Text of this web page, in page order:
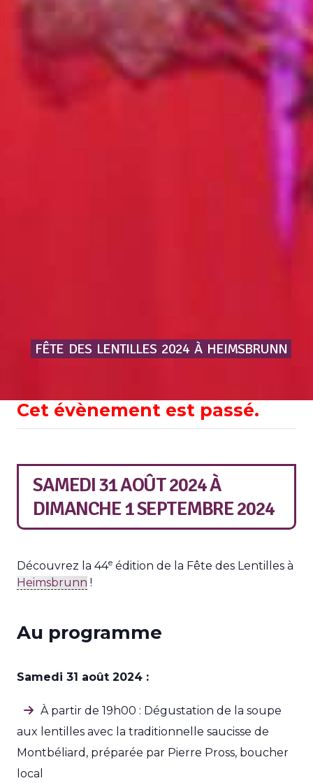
FÊTE DES LENTILLES 2024 À HEIMSBRUNN
Cet évènement est passé.
SAMEDI 31 AOÛT 2024À
DIMANCHE 1 SEPTEMBRE 2024
Découvrez la 44e édition de la Fête des Lentilles à
Heimsbrunn !
Au programme
Samedi 31 août 2024 :
À partir de 19h00 : Dégustation de la soupe
aux lentilles avec la traditionnelle saucisse de
Montbéliard, préparée par Pierre Pross, boucher
local